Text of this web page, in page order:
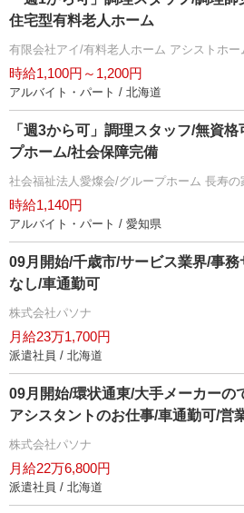
住宅型有料老人ホーム
有限会社アイ/有料老人ホーム アシストホー
時給1,100円～1,200円
アルバイト・パート / 北海道
「週3から可」調理スタッフ/無資
プホーム/社会保障完備
社会福祉法人愛燦会/グループホーム 長寿の
時給1,140円
アルバイト・パート / 愛知県
09月開始/千歳市/サービス業界/事
なし/車通勤可
株式会社パソナ
月給23万1,700円
派遣社員 / 北海道
09月開始/環状通東/大手メーカーの
アシスタントのお仕事/車通勤可/営
株式会社パソナ
月給22万6,800円
派遣社員 / 北海道